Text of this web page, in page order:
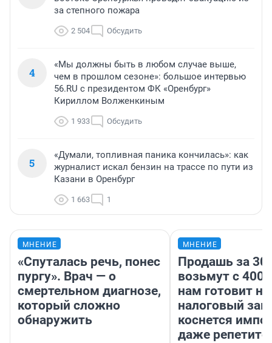
за степного пожара
2 504 Обсудить
4
«Мы должны быть в любом случае выше,
чем в прошлом сезоне»: большое интервью
56.RU с президентом ФК «Оренбург»
Кириллом Волженкиным
1 933 Обсудить
5
«Думали, топливная паника кончилась»: как
журналист искал бензин на трассе по пути из
Казани в Оренбург
1 663 1
МНЕНИЕ
«Спуталась речь, понес
пургу». Врач — о
смертельном диагнозе,
который сложно
обнаружить
МНЕНИЕ
Продашь за
возьмут с
нам готовит
налоговый
коснется
даже